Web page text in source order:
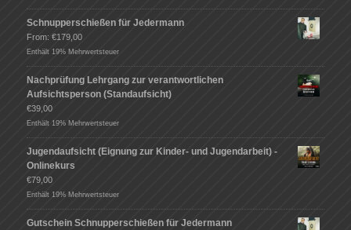
Schnupperschießen für Jedermann
From: €179,00
Enthält 19% Mehrwertsteuer
Nachprüfung Lehrgang zur verantwortlichen
Aufsichtsperson (Standaufsicht)
€39,00
Enthält 19% Mehrwertsteuer
Jugendaufsicht (Eignung zur Kinder- und Jugendarbeit) -
Onlinekurs
€79,00
Enthält 19% Mehrwertsteuer
Gutschein Schnupperschießen für Jedermann